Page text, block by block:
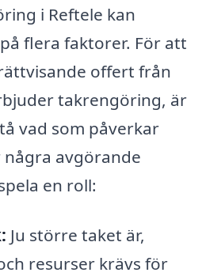
i Reftele kan
flera faktorer. För att
offert från
takrengöring, är
vad som påverkar
avgörande
en roll:
Ju större taket är,
resurser krävs för